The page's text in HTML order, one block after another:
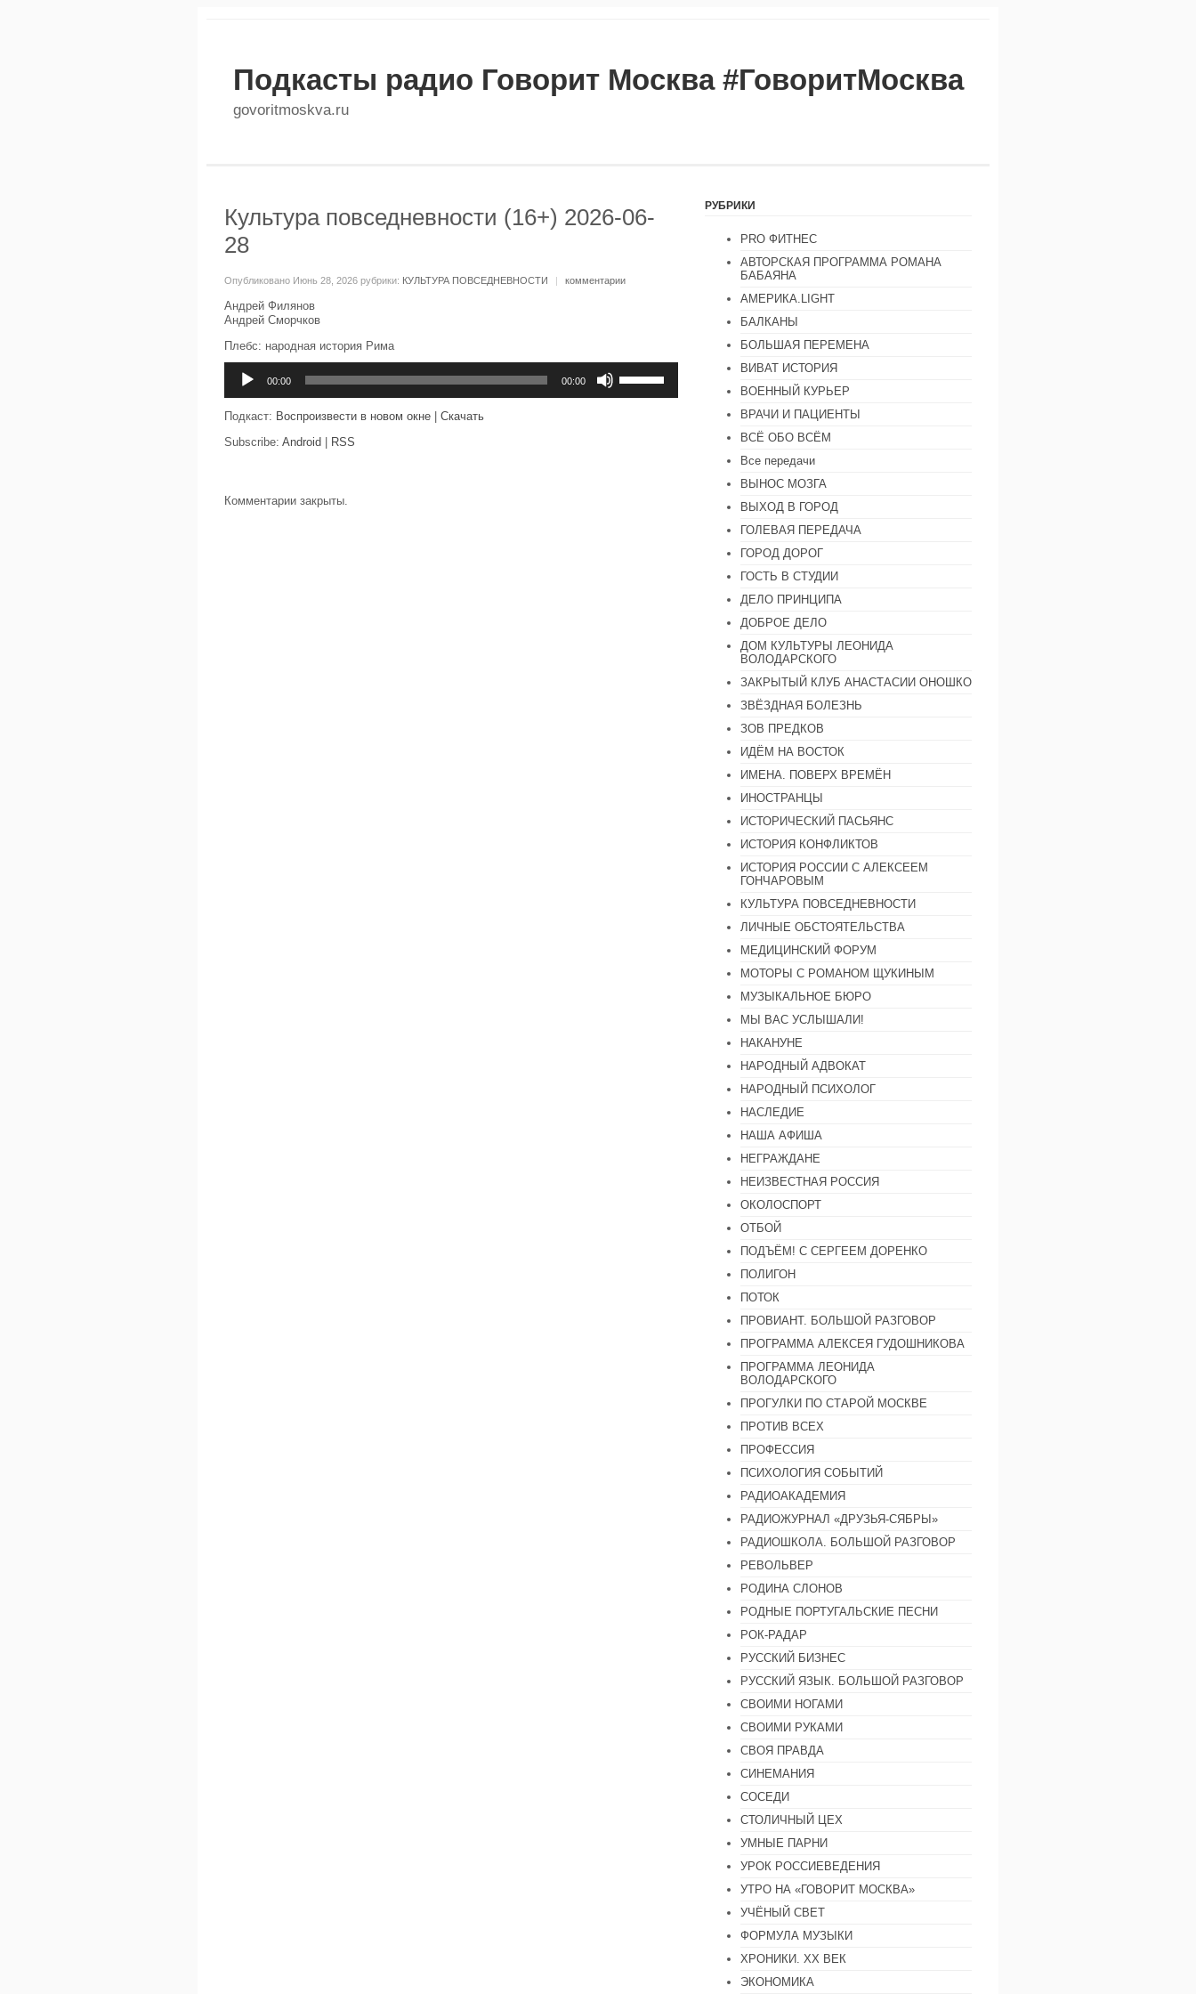
Подкасты радио Говорит Москва #ГоворитМосква
govoritmoskva.ru
Культура повседневности (16+) 2026-06-
28
Опубликовано Июнь 28, 2026 рубрики: КУЛЬТУРА ПОВСЕДНЕВНОСТИ | комментарии
Андрей Филянов
Андрей Сморчков
Плебс: народная история Рима
00:00 00:00
клавиши
Подкаст: Воспроизвести в новом окне
Скачать
Subscribe: Android RSS
Комментарии закрыты.
РУБРИКИ
PRO ФИТНЕС
АВТОРСКАЯ ПРОГРАММА РОМАНА
БАБАЯНА
АМЕРИКА.LIGHT
БАЛКАНЫ
БОЛЬШАЯ ПЕРЕМЕНА
ВИВАТ ИСТОРИЯ
ВОЕННЫЙ КУРЬЕР
ВРАЧИ И ПАЦИЕНТЫ
ВСЁ ОБО ВСЁМ
Все передачи
ВЫНОС МОЗГА
ВЫХОД В ГОРОД
ГОЛЕВАЯ ПЕРЕДАЧА
ГОРОД ДОРОГ
ГОСТЬ В СТУДИИ
ДЕЛО ПРИНЦИПА
ДОБРОЕ ДЕЛО
ДОМ КУЛЬТУРЫ ЛЕОНИДА
ВОЛОДАРСКОГО
ЗАКРЫТЫЙ КЛУБ АНАСТАСИИ ОНОШКО
ЗВЁЗДНАЯ БОЛЕЗНЬ
ЗОВ ПРЕДКОВ
ИДЁМ НА ВОСТОК
ИМЕНА. ПОВЕРХ ВРЕМЁН
ИНОСТРАНЦЫ
ИСТОРИЧЕСКИЙ ПАСЬЯНС
ИСТОРИЯ КОНФЛИКТОВ
ИСТОРИЯ РОССИИ С АЛЕКСЕЕМ
ГОНЧАРОВЫМ
КУЛЬТУРА ПОВСЕДНЕВНОСТИ
ЛИЧНЫЕ ОБСТОЯТЕЛЬСТВА
МЕДИЦИНСКИЙ ФОРУМ
МОТОРЫ С РОМАНОМ ЩУКИНЫМ
МУЗЫКАЛЬНОЕ БЮРО
МЫ ВАС УСЛЫШАЛИ!
НАКАНУНЕ
НАРОДНЫЙ АДВОКАТ
НАРОДНЫЙ ПСИХОЛОГ
НАСЛЕДИЕ
НАША АФИША
НЕГРАЖДАНЕ
НЕИЗВЕСТНАЯ РОССИЯ
ОКОЛОСПОРТ
ОТБОЙ
ПОДЪЁМ! С СЕРГЕЕМ ДОРЕНКО
ПОЛИГОН
ПОТОК
ПРОВИАНТ. БОЛЬШОЙ РАЗГОВОР
ПРОГРАММА АЛЕКСЕЯ ГУДОШНИКОВА
ПРОГРАММА ЛЕОНИДА
ВОЛОДАРСКОГО
ПРОГУЛКИ ПО СТАРОЙ МОСКВЕ
ПРОТИВ ВСЕХ
ПРОФЕССИЯ
ПСИХОЛОГИЯ СОБЫТИЙ
РАДИОАКАДЕМИЯ
РАДИОЖУРНАЛ «ДРУЗЬЯ-СЯБРЫ»
РАДИОШКОЛА. БОЛЬШОЙ РАЗГОВОР
РЕВОЛЬВЕР
РОДИНА СЛОНОВ
РОДНЫЕ ПОРТУГАЛЬСКИЕ ПЕСНИ
РОК-РАДАР
РУССКИЙ БИЗНЕС
РУССКИЙ ЯЗЫК. БОЛЬШОЙ РАЗГОВОР
СВОИМИ НОГАМИ
СВОИМИ РУКАМИ
СВОЯ ПРАВДА
СИНЕМАНИЯ
СОСЕДИ
СТОЛИЧНЫЙ ЦЕХ
УМНЫЕ ПАРНИ
УРОК РОССИЕВЕДЕНИЯ
УТРО НА «ГОВОРИТ МОСКВА»
УЧЁНЫЙ СВЕТ
ФОРМУЛА МУЗЫКИ
ХРОНИКИ. ХХ ВЕК
ЭКОНОМИКА